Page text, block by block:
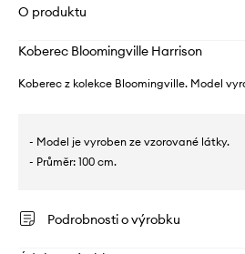
O produktu
Koberec Bloomingville Harrison
Koberec z kolekce Bloomingville. Model
- Model je vyroben ze vzorované látky.
- Průměr: 100 cm.
Podrobnosti o výrobku